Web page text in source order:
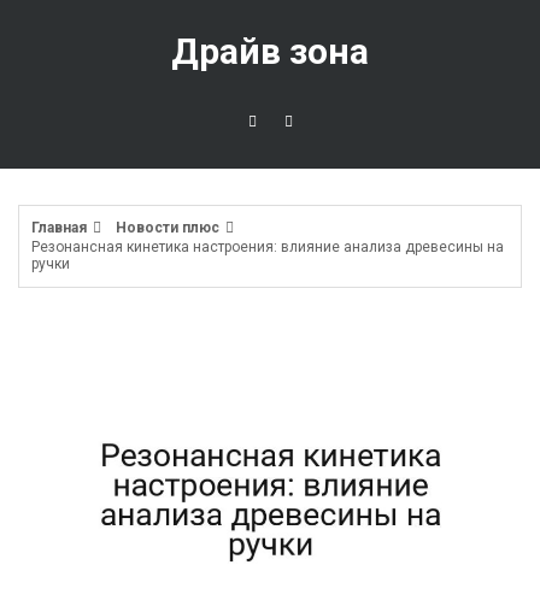
Драйв зона
Главная
Новости плюс
Резонансная кинетика настроения: влияние анализа древесины на
ручки